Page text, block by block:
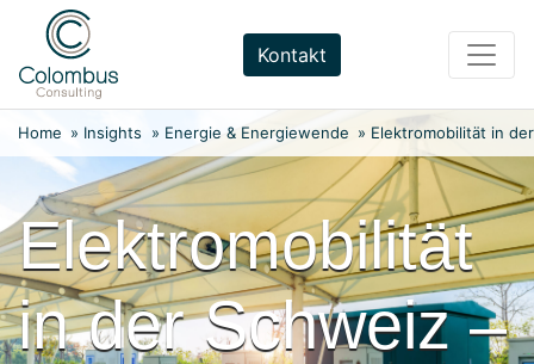
Weiter
Inhalt
Kontakt
Home » Insights » Energie & Energiewende » Elektromobilität in
Elektromobilität
in der Schweiz –